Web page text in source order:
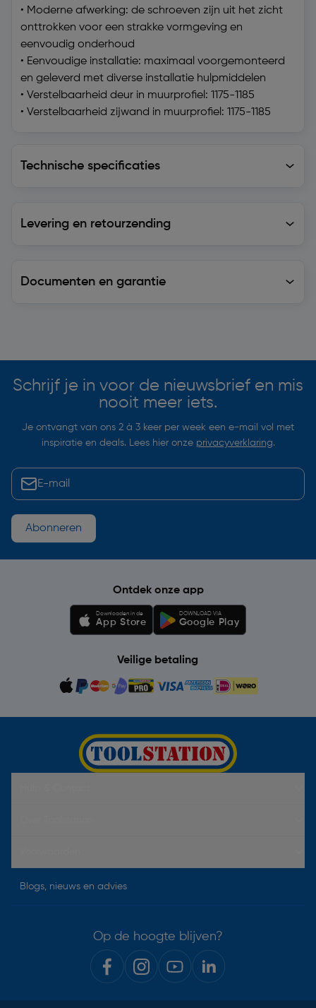
• Moderne afwerking: de schroeven zijn uit het zicht
onttrokken voor een strakke vormgeving en
eenvoudig onderhoud
• Eenvoudige installatie: maximaal voorgemonteerd
en geleverd met diverse installatie hulpmiddelen
• Verstelbaarheid deur in muurprofiel: 1175-1185
• Verstelbaarheid zijwand in muurprofiel: 1175-1185
Technische specificaties
Levering en retourzending
Documenten en garantie
Schrijf je in voor de nieuwsbrief en mis
nooit meer iets.
Je ontvangt van ons 2 à 3 keer per week een e-mail vol met
inspiratie en deals. Lees hier onze privacyverklaring.
Abonneren
Ontdek onze app
Downloaden in de
App Store
DOWNLOAD VIA
Google Play
Veilige betaling
Blogs, nieuws en advies
Op de hoogte blijven?